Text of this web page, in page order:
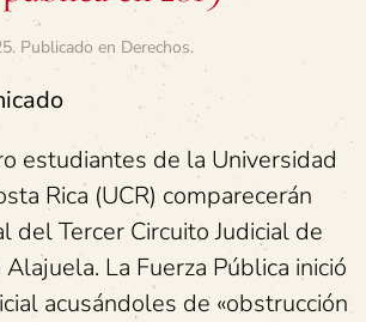
. Publicado en Derechos.
estudiantes de la Universidad
Rica (UCR) comparecerán
del Tercer Circuito Judicial de
La Fuerza Pública inició
acusándoles de «obstrucción